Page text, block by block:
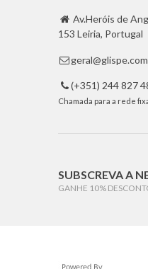
 Av.Heróis de
153 Leiria, Portugal
 geral@glispe.com
 (+351) 244 827
Chamada para a rede
SUBSCREVA A
GANHE 10%